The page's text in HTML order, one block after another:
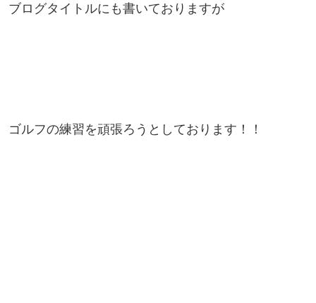
ブログタイトルにも書いておりますが
ゴルフの練習を頑張ろうとしております！！